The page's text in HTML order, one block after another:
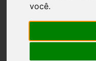
você.
Confirmar Palavra-